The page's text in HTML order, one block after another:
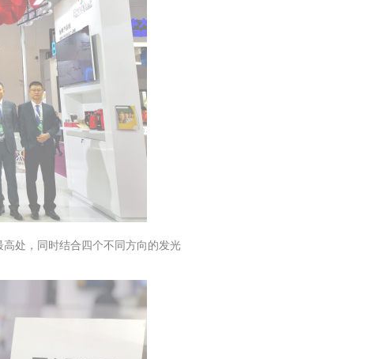
处，同时结合四个不同方向的发光